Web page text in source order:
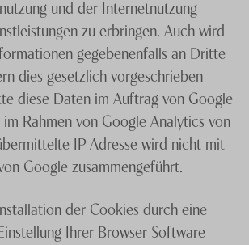
und der Internetnutzung
zu erbringen. Auch wird
gegebenenfalls an Dritte
dies gesetzlich vorgeschrieben
diese Daten im Auftrag von Google
Rahmen von Google Analytics von
IP-Adresse wird nicht mit
Google zusammengeführt.
der Cookies durch eine
Ihrer Browser Software